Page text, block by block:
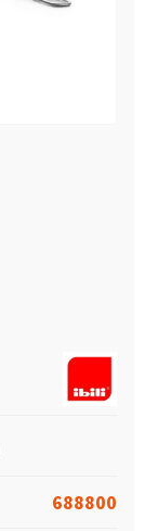
688800